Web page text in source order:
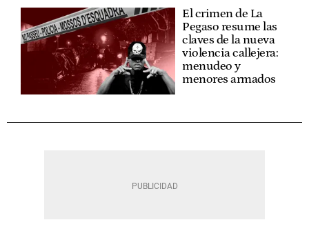
El crimen de La
Pegaso resume las
claves de la nueva
violencia callejera:
menudeo y
menores armados